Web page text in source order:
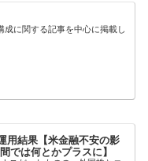
成に関する記事を中心に掲載し
用結果【米金融不安の影
では何とかプラスに】